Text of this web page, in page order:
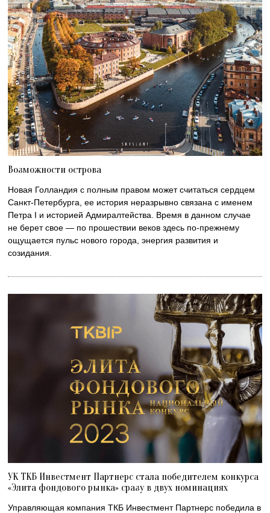
Возможности острова
Новая Голландия с полным правом может считаться сердцем
Санкт-Петербурга, ее история неразрывно связана с именем
Петра I и историей Адмиралтейства. Время в данном случае
не берет свое — по прошествии веков здесь по-прежнему
ощущается пульс нового города, энергия развития и
созидания.
УК ТКБ Инвестмент Партнерс стала победителем конкурса
«Элита фондового рынка» сразу в двух номинациях
Управляющая компания ТКБ Инвестмент Партнерс победила в